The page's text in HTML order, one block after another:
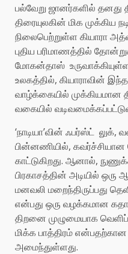
பல்வேறு ஜானர்களில் தனது
திரையுலகின் மிக முக்கிய
நிலைபெற்றுள்ள கியாரா
புதிய பரிமாணத்தில்
மோகன்தாஸ்
உலகத்தில், கியாராவின்
வாழ்க்கையில் முக்கியமான
வகையில்
‘நாடியா’வின் ஃபர்ஸ்ட்
பின்னணியில், கவர்ச்சியான
காட்டுகிறது. ஆனால்,
பிரகாசத்தின் அடியில்
மனவலி மறைந்திருப்பது
என்பது ஒரு வழக்கமான
திறனை முழுமையாக
மிக்க பாத்திரம்
அமைந்துள்ளது.